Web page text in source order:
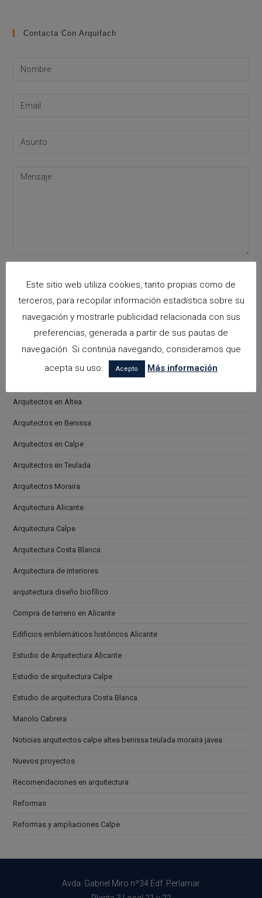
Contacta Con Arquifach
Please leave this field empty.
Categorías
arquitectora espacios biofilicos
Arquitectos en Altea
Arquitectos en Benissa
Arquitectos en Calpe
Arquitectos en Teulada
Arquitectos Moraira
Arquitectura Alicante
Arquitectura Calpe
Arquitectura Costa Blanca
Arquitectura de interiores
arquitectura diseño biofílico
Compra de terreno en Alicante
Edificios emblemáticos históricos Alicante
Estudio de Arquitectura Alicante
Estudio de arquitectura Calpe
Estudio de arquitectura Costa Blanca
Manolo Cabrera
Noticias arquitectos calpe altea benissa teulada moraira javea
Nuevos proyectos
Recomendaciones en arquitectura
Reformas
Reformas y ampliaciones Calpe
Avda. Gabriel Miro nº34 Edf. Perlamar
Este sitio web utiliza cookies, tanto propias como de
terceros, para recopilar información estadística sobre su
navegación y mostrarle publicidad relacionada con sus
preferencias, generada a partir de sus pautas de
navegación. Si continúa navegando, consideramos que
acepta su uso.
Acepto Más información